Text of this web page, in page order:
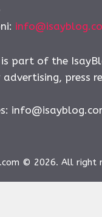
is part of the
press
© 2026. All right